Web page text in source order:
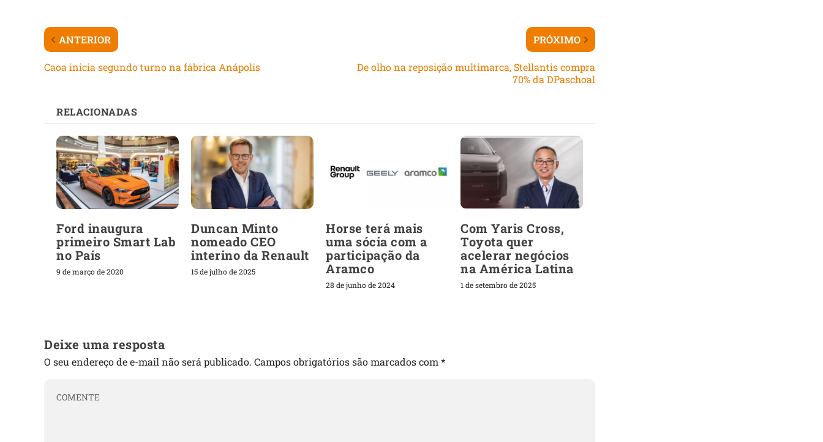
ANTERIOR
Caoa inicia segundo turno na fábrica Anápolis
PRÓXIMO
De olho na reposição multimarca, Stellantis compra
70% da DPaschoal
RELACIONADAS
Ford inaugura
primeiro Smart Lab
no País
9 de março de 2020
Duncan Minto
nomeado CEO
interino da Renault
15 de julho de 2025
Horse terá mais
uma sócia com a
participação da
Aramco
28 de junho de 2024
Com Yaris Cross,
Toyota quer
acelerar negócios
na América Latina
1 de setembro de 2025
Deixe uma resposta
O seu endereço de e-mail não será publicado. Campos obrigatórios são marcados com *